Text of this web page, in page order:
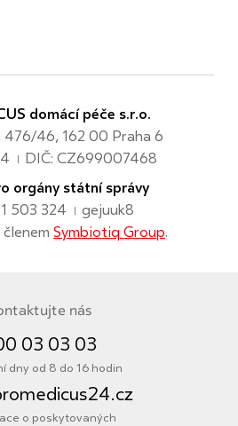
domácí péče s.r.o.
476/46, 162 00 Praha 6
|
DIČ: CZ699007468
orgány státní správy
503 324
| gejuuk8
Symbiotiq Group.
nás
03 03 03
dny od 8 do 16 hodin
o poskytovaných